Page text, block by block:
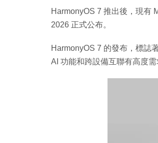
HarmonyOS 7 推出後，現有
2026 正式公布。
HarmonyOS 7 的發布，標誌
AI 功能和跨設備互聯有高度